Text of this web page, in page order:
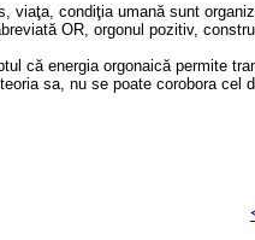
viaţa, condiţia umană sunt
OR, orgonul pozitiv,
că energia orgonaică permite
sa, nu se poate corobora cel